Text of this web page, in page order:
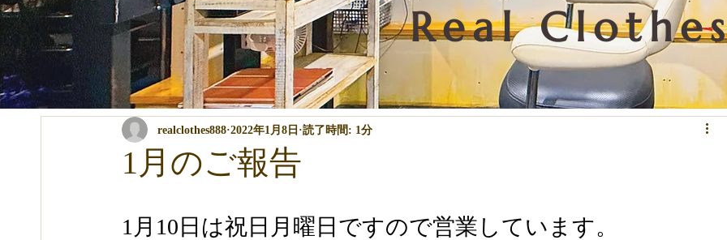
全ての記事 コンテスト・イベント関係 パーマ・カラー・トリートメントなど技術関係 重要なこと お知らせ
講習関係 ブログ
1月のご報告
realclothes888 2022年1月8日 読了時間: 1分
1月10日は祝日月曜日ですので営業しています。
Real